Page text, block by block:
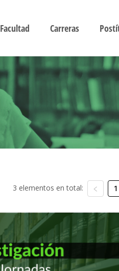
Facultad Carreras
3 elementos en total: 1